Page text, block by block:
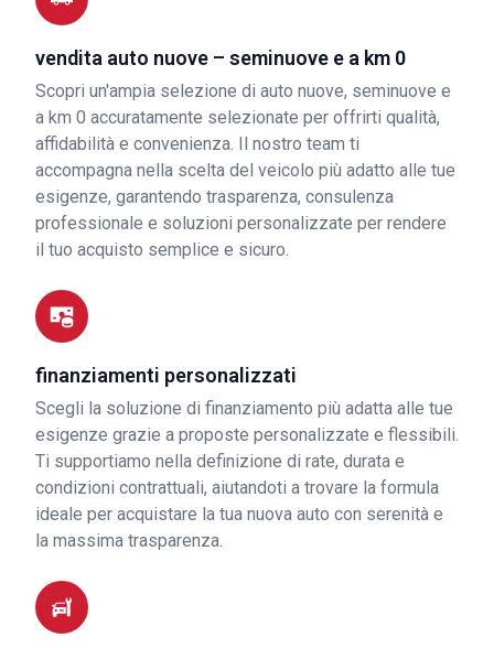
vendita auto nuove – seminuove e a km 0
Scopri un'ampia selezione di auto nuove, seminuove e
a km 0 accuratamente selezionate per offrirti qualità,
affidabilità e convenienza. Il nostro team ti
accompagna nella scelta del veicolo più adatto alle tue
esigenze, garantendo trasparenza, consulenza
professionale e soluzioni personalizzate per rendere
il tuo acquisto semplice e sicuro.
finanziamenti personalizzati
Scegli la soluzione di finanziamento più adatta alle tue
esigenze grazie a proposte personalizzate e flessibili.
Ti supportiamo nella definizione di rate, durata e
condizioni contrattuali, aiutandoti a trovare la formula
ideale per acquistare la tua nuova auto con serenità e
la massima trasparenza.